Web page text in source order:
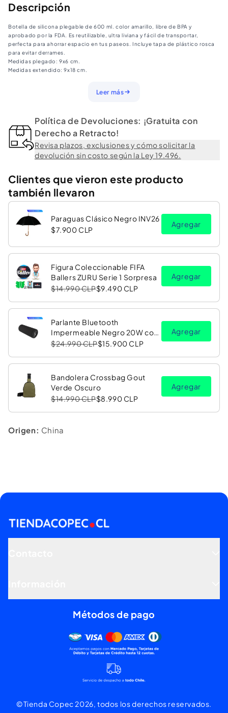
Descripción
Botella de silicona plegable de 600 ml. color amarillo, libre de BPA y
aprobado por la FDA. Es reutilizable, ultra liviana y fácil de transportar,
perfecta para ahorrar espacio en tus paseos. Incluye tapa de plástico rosca
para evitar derrames.
Medidas plegado: 9x6 cm.
Medidas extendido: 9x18 cm.
Leer más
Política de Devoluciones: ¡Gratuita con
Derecho a Retracto!
Revisa plazos, exclusiones y cómo solicitar la
devolución sin costo según la Ley 19.496.
Clientes que vieron este producto
también llevaron
Paraguas Clásico Negro INV26
$7.900 CLP
Agregar
Figura Coleccionable FIFA
Ballers ZURU Serie 1 Sorpresa
$14.990 CLP$9.490 CLP
Agregar
Parlante Bluetooth
Impermeable Negro 20W con
Luz LED RGB PV26 Copec
$24.990 CLP$15.900 CLP
Agregar
Bandolera Crossbag Gout
Verde Oscuro
$14.990 CLP$8.990 CLP
Agregar
Origen: China
Métodos de pago
©Tienda Copec 2026, todos los derechos reservados.